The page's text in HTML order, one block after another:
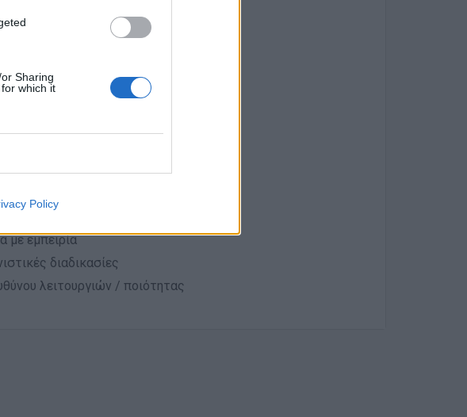
Sharing
which it
Policy
ISO
περιβάλλον
με εμπειρία
διαδικασίες
λειτουργιών / ποιότητας